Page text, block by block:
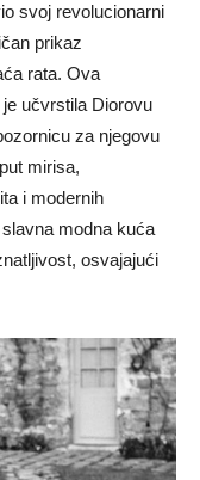
svoj revolucionarni
prikaz
rata. Ova
učvrstila Diorovu
za njegovu
mirisa,
i modernih
modna kuća
osvajajući